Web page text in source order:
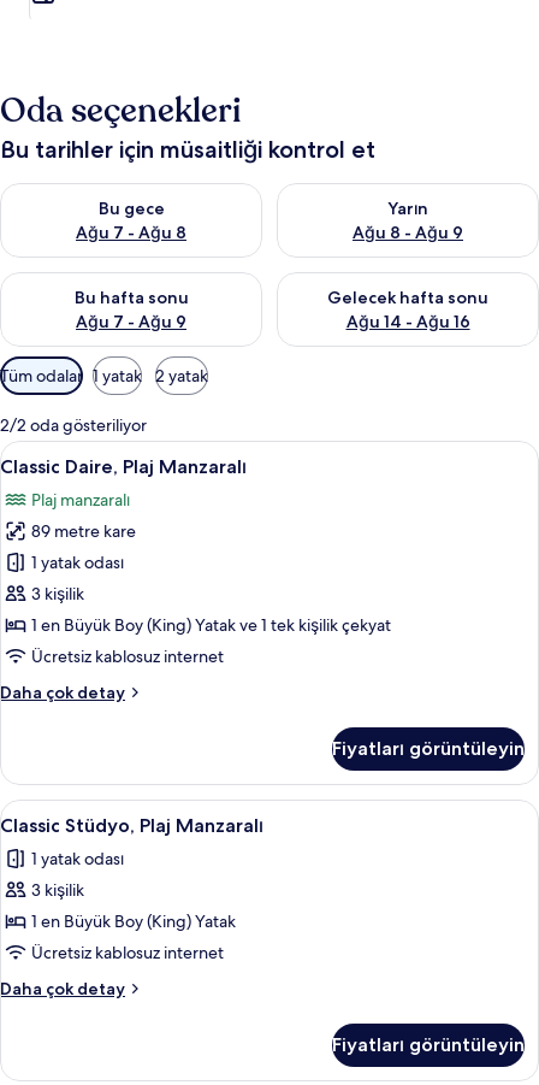
Oda seçenekleri
Bu tarihler için müsaitliği kontrol et
Bu gece
Ağu 7 - Ağu 8
Bu gece için müsaitliği kontrol et Ağu 7 - Ağu 8
Yarın
Ağu 8 - Ağu 9
Yarın için müsaitliği kontrol
Bu hafta sonu
Ağu 7 - Ağu 9
Bu hafta sonu için müsaitliği kontrol et Ağu 7 - Ağu 9
Gelecek hafta sonu
Ağu 14 - Ağu 16
Önümüzdeki hafta sonu için
Odalar
için
mevcut
filtreler
Tüm odalar 1 yatak 2 yatak
2/2 oda gösteriliyor
Classic
Daire,
Plaj
Manzaralı
için
tüm
fotoğrafları
görün
Classic Daire, Plaj Manzaralı | Odada
9
Classic Daire, Plaj Manzaralı
Plaj manzaralı
89 metre kare
1 yatak odası
3 kişilik
1 en Büyük Boy (King) Yatak ve 1 tek kişilik çekyat
Ücretsiz kablosuz internet
Daha çok detay
Classic
hakkında
daha
fazla
Fiyatları görüntüleyin
Classic
Stüdyo,
Plaj
Manzaralı
için
tüm
fotoğrafları
görün
Classic Stüdyo, Plaj Manzaralı |
8
Classic Stüdyo, Plaj Manzaralı
1 yatak odası
3 kişilik
1 en Büyük Boy (King) Yatak
Ücretsiz kablosuz internet
Daha çok detay
Classic
hakkında
Fiyatları görüntüleyin